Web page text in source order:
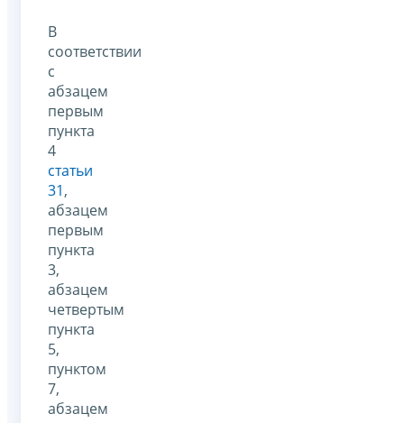
В
соответствии
с
абзацем
первым
пункта
4
статьи
31,
абзацем
первым
пункта
3,
абзацем
четвертым
пункта
5,
пунктом
7,
абзацем